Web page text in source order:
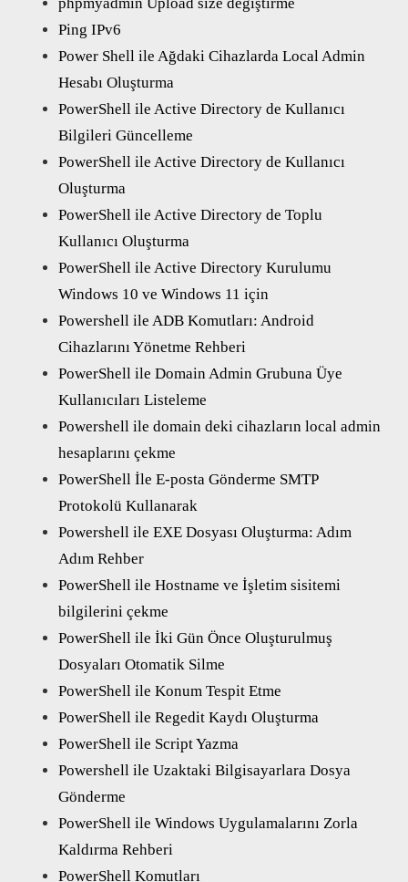
phpmyadmin Upload size değiştirme
Ping IPv6
Power Shell ile Ağdaki Cihazlarda Local Admin
Hesabı Oluşturma
PowerShell ile Active Directory de Kullanıcı
Bilgileri Güncelleme
PowerShell ile Active Directory de Kullanıcı
Oluşturma
PowerShell ile Active Directory de Toplu
Kullanıcı Oluşturma
PowerShell ile Active Directory Kurulumu
Windows 10 ve Windows 11 için
Powershell ile ADB Komutları: Android
Cihazlarını Yönetme Rehberi
PowerShell ile Domain Admin Grubuna Üye
Kullanıcıları Listeleme
Powershell ile domain deki cihazların local admin
hesaplarını çekme
PowerShell İle E-posta Gönderme SMTP
Protokolü Kullanarak
Powershell ile EXE Dosyası Oluşturma: Adım
Adım Rehber
PowerShell ile Hostname ve İşletim sisitemi
bilgilerini çekme
PowerShell ile İki Gün Önce Oluşturulmuş
Dosyaları Otomatik Silme
PowerShell ile Konum Tespit Etme
PowerShell ile Regedit Kaydı Oluşturma
PowerShell ile Script Yazma
Powershell ile Uzaktaki Bilgisayarlara Dosya
Gönderme
PowerShell ile Windows Uygulamalarını Zorla
Kaldırma Rehberi
PowerShell Komutları